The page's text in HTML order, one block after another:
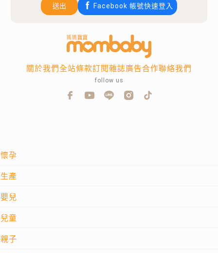
送出 Facebook 帳號快速登入
懷孕
生產
嬰兒
兒童
親子
關於我們全站條款訂閱雜誌廣告合作聯絡我們
follow us